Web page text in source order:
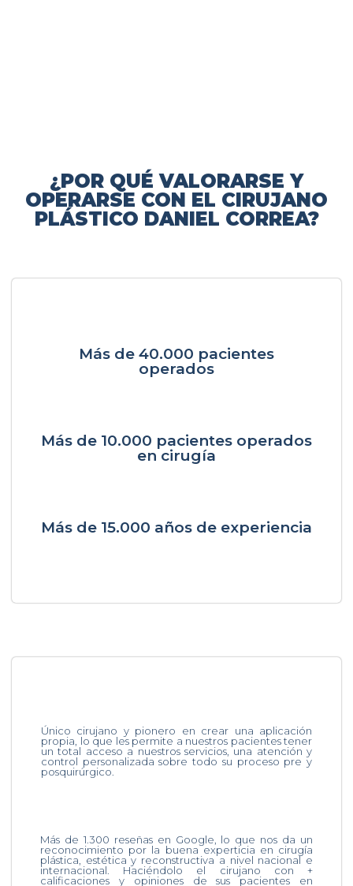
¿POR QUÉ VALORARSE Y
OPERARSE CON EL CIRUJANO
PLÁSTICO DANIEL CORREA?
Más de 40.000 pacientes
operados
Más de 10.000 pacientes operados
en cirugía
Más de 15.000 años de experiencia
Único cirujano y pionero en crear una aplicación
propia, lo que les permite a nuestros pacientes tener
un total acceso a nuestros servicios, una atención y
control personalizada sobre todo su proceso pre y
posquirúrgico.
Más de 1.300 reseñas en Google, lo que nos da un
reconocimiento por la buena experticia en cirugía
plástica, estética y reconstructiva a nivel nacional e
internacional. Haciéndolo el cirujano con +
calificaciones y opiniones de sus pacientes en